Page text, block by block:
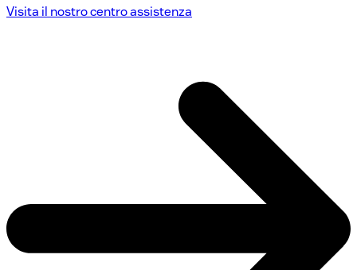
Visita il nostro centro assistenza